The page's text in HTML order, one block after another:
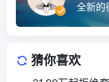
全新的
猜你喜欢